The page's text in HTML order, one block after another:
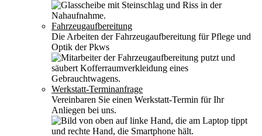
Fahrzeugaufbereitung
Die Arbeiten der Fahrzeugaufbereitung für Pflege und
Optik der Pkws
Werkstatt-Terminanfrage
Vereinbaren Sie einen Werkstatt-Termin für Ihr
Anliegen bei uns.